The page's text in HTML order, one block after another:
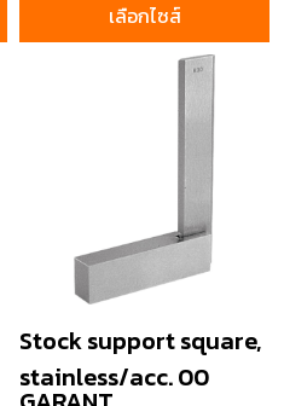
เลือกไซส์
Stock support square,
stainless/acc. 00